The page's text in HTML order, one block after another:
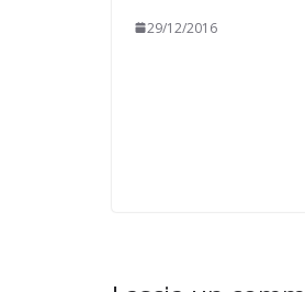
29/12/2016